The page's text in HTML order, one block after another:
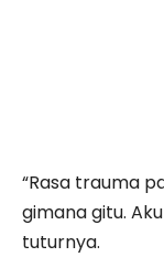
“Rasa trauma
gimana gitu.
tuturnya.